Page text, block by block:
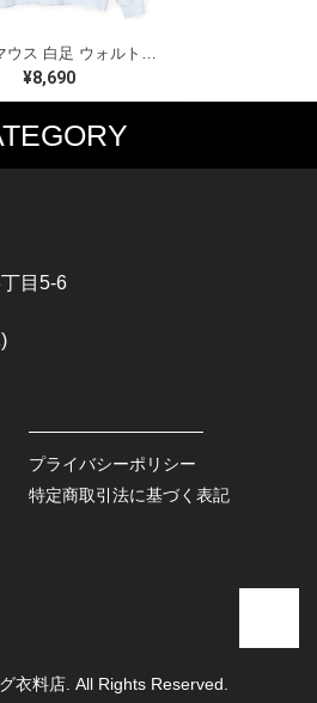
ミッキーマウス 白足 ウォルトディズニーオフィシャル スウェット ホワイト WALT DISNEY WORLD ウォルトディズニーオフィシャル サイズXL相当 古着 CF0995
¥8,690
T-SHIRTS
CHAMPION
目5-6
プライバシーポリシー
特定商取引法に基づく表記
衣料店. All Rights Reserved.